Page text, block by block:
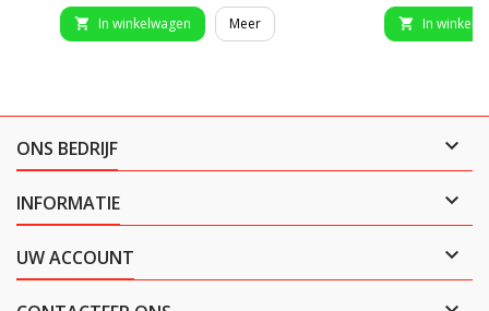
 In winkelwagen Meer  In
ONS BEDRIJF 
INFORMATIE 
UW ACCOUNT 